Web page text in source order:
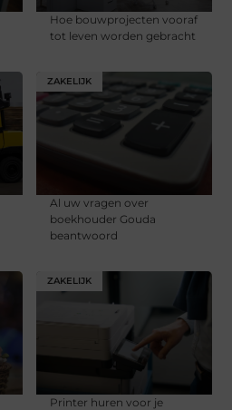
Hoe bouwprojecten vooraf
tot leven worden gebracht
ZAKELIJK
Al uw vragen over
boekhouder Gouda
beantwoord
ZAKELIJK
Printer huren voor je